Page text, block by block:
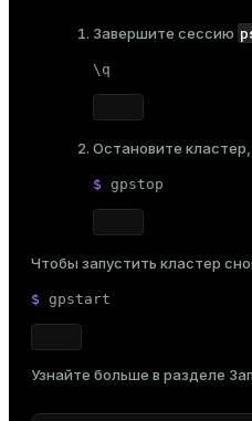
Завершите сессию
\q
Остановите
$ gpstop
Чтобы запустить кластер
$ gpstart
Узнайте больше в разделе